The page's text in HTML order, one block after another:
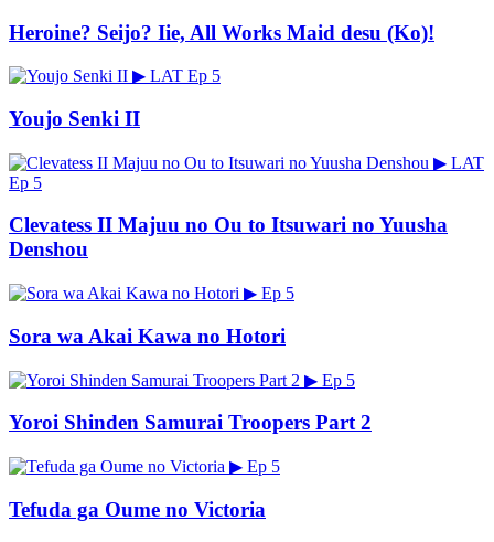
Heroine? Seijo? Iie, All Works Maid desu (Ko)!
▶ LAT Ep 5
Youjo Senki II
▶ LAT
Ep 5
Clevatess II Majuu no Ou to Itsuwari no Yuusha
Denshou
▶ Ep 5
Sora wa Akai Kawa no Hotori
▶ Ep 5
Yoroi Shinden Samurai Troopers Part 2
▶ Ep 5
Tefuda ga Oume no Victoria